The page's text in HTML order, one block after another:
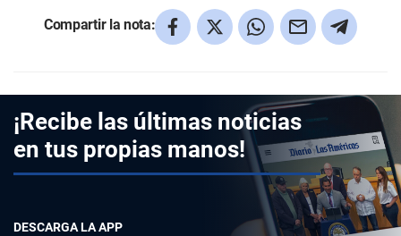
Compartir la nota:
¡Recibe las últimas noticias
en tus propias manos!
DESCARGA LA APP